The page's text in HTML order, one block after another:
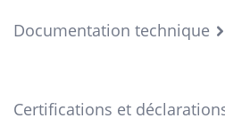
Documentation technique
Certifications et